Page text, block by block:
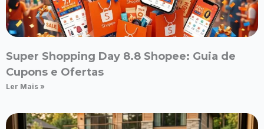
Super Shopping Day 8.8 Shopee: Guia de
Cupons e Ofertas
Ler Mais »